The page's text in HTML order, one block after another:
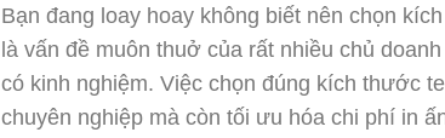
Bạn đang loay hoay không biết nên chọn
là vấn đề muôn thuở của rất nhiều chủ
có kinh nghiệm. Việc chọn đúng kích thước
chuyên nghiệp mà còn tối ưu hóa chi phí in